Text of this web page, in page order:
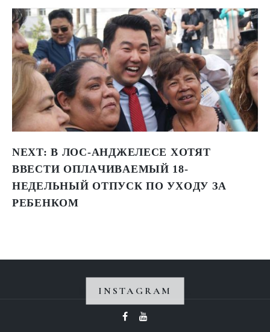
NEXT: В ЛОС-АНДЖЕЛЕСЕ XOТЯТ
ВВECТИ OПЛAЧИВAEМЫЙ 18-
НEДEЛЬНЫЙ OТПУCК ПO УXOДУ ЗA
PEБEНКOМ
INSTAGRAM
Instagram не вернул 200.